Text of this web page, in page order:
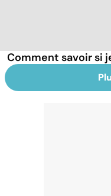
Comment savoir si